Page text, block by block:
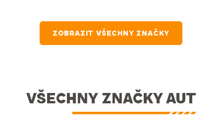
ZOBRAZIT VŠECHNY ZNAČKY
VŠECHNY ZNAČKY AUT